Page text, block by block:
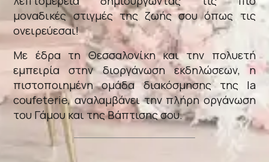
μοναδικές στιγμές της ζωής σου όπως τις
ονειρεύεσαι!
Με έδρα τη Θεσσαλονίκη και την πολυετή
εμπειρία στην διοργάνωση εκδηλώσεων, η
πιστοποιημένη ομάδα διακόσμησης της la
coufeterie, αναλαμβάνει την πλήρη οργάνωση
του Γάμου και της Βάπτισης σου.